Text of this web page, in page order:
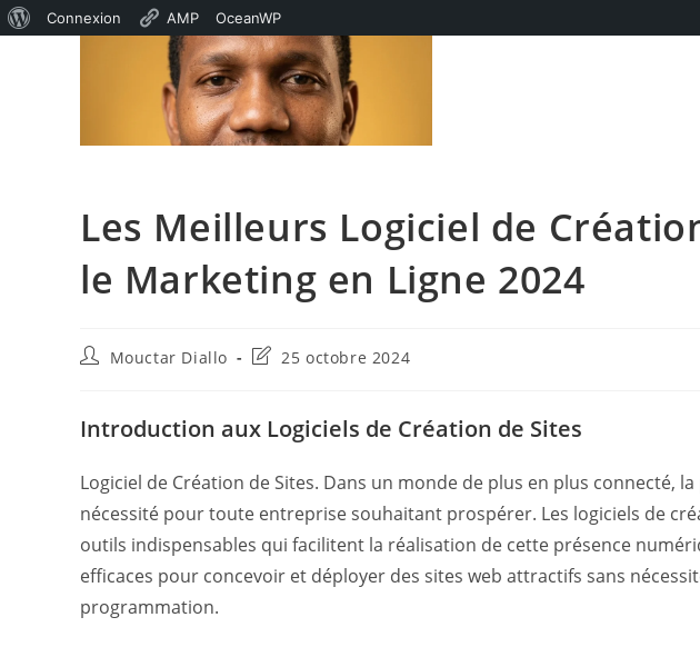
Connexion AMP OceanWP
Les Meilleurs Logiciel de
le Marketing en Ligne 2024
Auteur/autrice
publication :
Mouctar Diallo
Dernière
publication :
25 octobre 2024
Introduction aux Logiciels de Création de Sites
Logiciel de Création de Sites. Dans un monde de plus en plus connecté,
nécessité pour toute entreprise souhaitant prospérer. Les logiciels de
outils indispensables qui facilitent la réalisation de cette présence
efficaces pour concevoir et déployer des sites web attractifs sans
programmation.